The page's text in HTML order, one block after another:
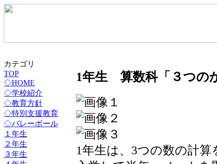
カテゴリ
TOP
◇HOME
◇学校紹介
◇教育方針
◇特別支援教育
◇バレーボール
１年生
２年生
３年生
1年生 算数科「３つの
1年生は、3つの数の計